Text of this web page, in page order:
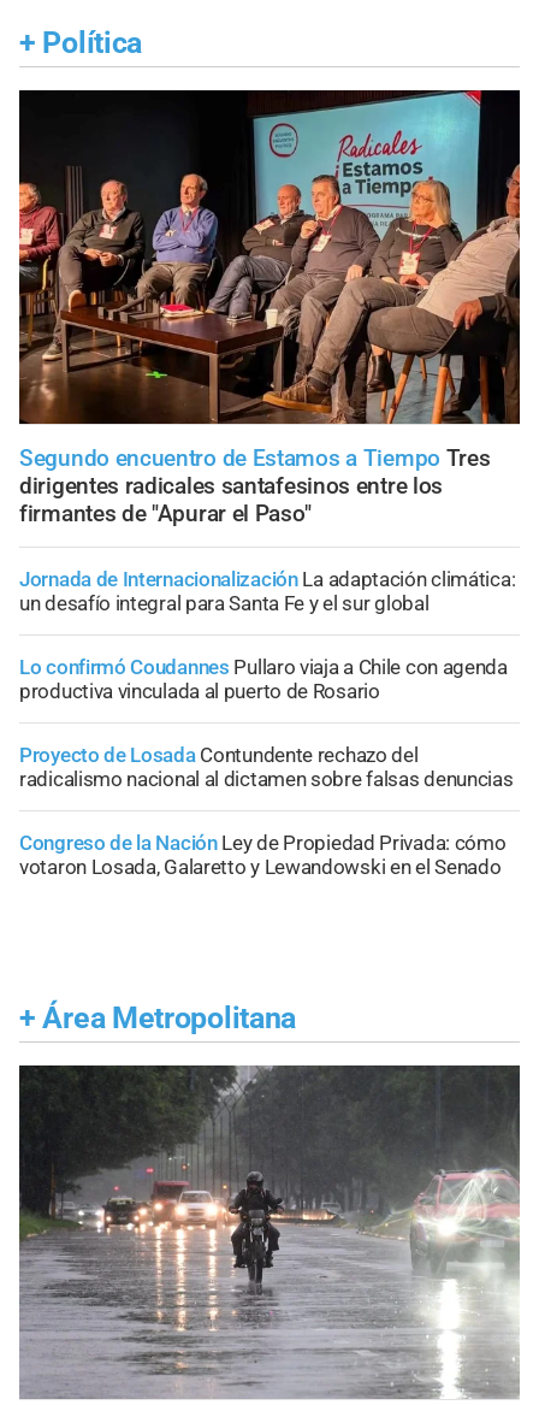
+ Política
Segundo encuentro de Estamos a Tiempo Tres
dirigentes radicales santafesinos entre los
firmantes de "Apurar el Paso"
Jornada de Internacionalización La adaptación climática:
un desafío integral para Santa Fe y el sur global
Lo confirmó Coudannes Pullaro viaja a Chile con agenda
productiva vinculada al puerto de Rosario
Proyecto de Losada Contundente rechazo del
radicalismo nacional al dictamen sobre falsas denuncias
Congreso de la Nación Ley de Propiedad Privada: cómo
votaron Losada, Galaretto y Lewandowski en el Senado
+ Área Metropolitana